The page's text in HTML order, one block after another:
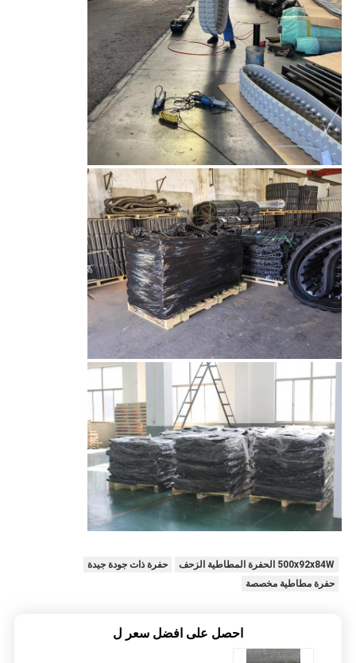
500x92x84W الحفرة المطاطية الزحف
حفرة ذات جودة جيدة
حفرة مطاطية مخصصة
احصل على افضل سعر ل